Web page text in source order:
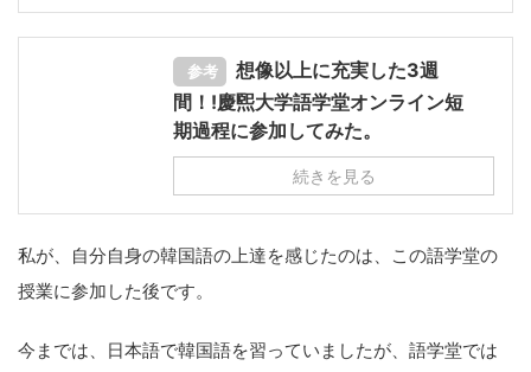
参考
想像以上に充実した3週
間！!慶煕大学語学堂オンライン短
期過程に参加してみた。
続きを見る
私が、自分自身の韓国語の上達を感じたのは、この語学堂の
授業に参加した後です。
今までは、日本語で韓国語を習っていましたが、語学堂では